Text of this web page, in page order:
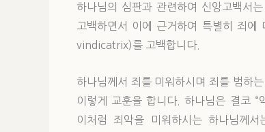
하나님의 심판과 관련하여 신앙고백서
고백하면서 이에 근거하여 특별히 죄
vindicatrix)를 고백합니다.
하나님께서 죄를 미워하시며 죄를 범하
이렇게 교훈을 합니다. 하나님은 결코
이처럼 죄악을 미워하시는 하나님께